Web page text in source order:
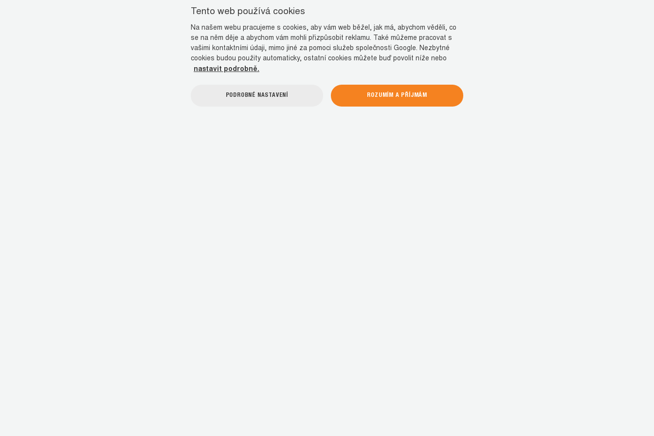
Tento web používá cookies
Na našem webu pracujeme s cookies, aby vám web běžel, jak má, abychom věděli, co
se na něm děje a abychom vám mohli přizpůsobit reklamu. Také můžeme pracovat s
vašimi kontaktními údaji, mimo jiné za pomoci služeb společnosti Google. Nezbytné
cookies budou použity automaticky, ostatní cookies můžete buď povolit níže nebo
nastavit podrobně.
PODROBNÉ NASTAVENÍ ROZUMÍM A PŘÍJMÁM